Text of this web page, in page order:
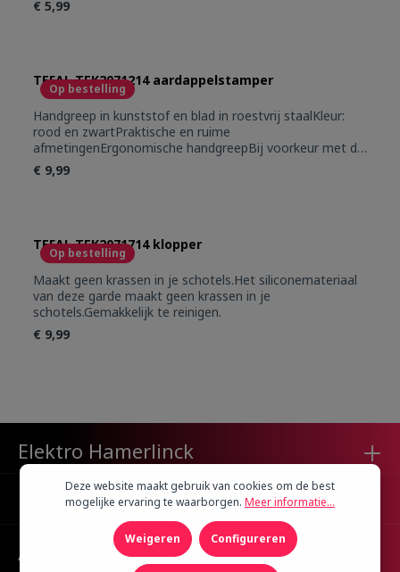
€ 5,99
Op bestelling
TEFAL TEK2071214 aardappelstamper
Handgreep in kunststof en blad in roestvrij staalKleur:
rood en zwartPraktische en ruime
afmetingenErgonomische handgreepBij voorkeur met de
hand afwassenAlle producten zijn getest op thermische
spanning bij 230 ° C, prestaties, stevigheid,
€ 9,99
Op bestelling
TEFAL TEK2071714 klopper
Maakt geen krassen in je schotels.Het siliconemateriaal
van deze garde maakt geen krassen in je
schotels.Gemakkelijk te reinigen.
€ 9,99
Elektro Hamerlinck
Klantenservice
Algemene Info
Deze website maakt gebruik van cookies om de best
mogelijke ervaring te waarborgen. Meer informatie...
Weigeren Configureren